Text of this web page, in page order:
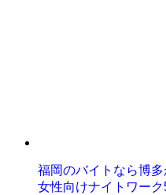
福岡のバイトなら博
女性向けナイトワーク